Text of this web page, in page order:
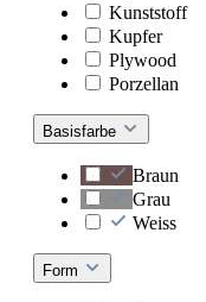
Kunststoff
Kupfer
Plywood
Porzellan
Basisfarbe
Braun
Grau
Weiss
Form